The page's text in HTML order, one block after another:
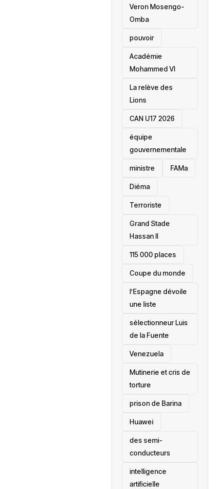
Veron Mosengo-
Omba
pouvoir
Académie
Mohammed VI
La relève des
Lions
CAN U17 2026
équipe
gouvernementale
ministre FAMa
Diéma
Terroriste
Grand Stade
Hassan II
115 000 places
‎Coupe du monde
l’Espagne dévoile
une liste
sélectionneur Luis
de la Fuente
‎Venezuela
Mutinerie et cris de
torture
prison de Barina
Huawei
des semi-
conducteurs
intelligence
artificielle